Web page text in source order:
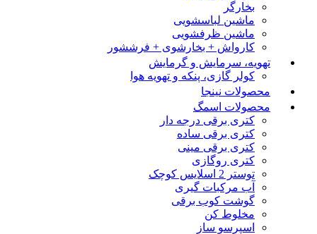
بخارگر
ماشین لباسشویی
ماشین ظرفشویی
کارواش + بخارشوی + فرششور
تهویه، سرمایش و گرمایش
کولر گازی، پنکه و تهویه هوا
محصولات نینجا
محصولات اسمگ
کتری برقی درجه دار
کتری برقی ساده
کتری برقی مینی
کتری روگازی
توستر 2 اسلایس کوچک
آب مرکبات گیری
گوشت کوب برقی
مخلوط کن
اسپرسو ساز